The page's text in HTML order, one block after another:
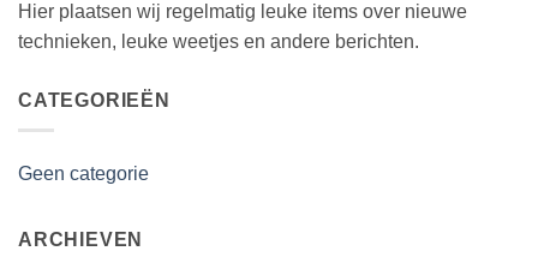
Hier plaatsen wij regelmatig leuke items over nieuwe
technieken, leuke weetjes en andere berichten.
CATEGORIEËN
Geen categorie
ARCHIEVEN